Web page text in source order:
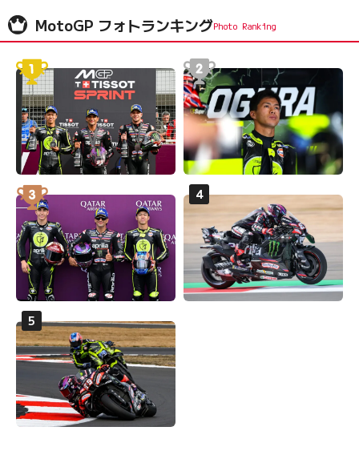
MotoGP フォトランキング